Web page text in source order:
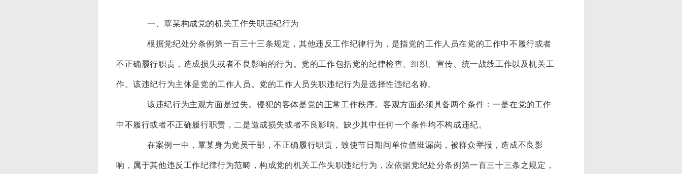
一、覃某构成党的机关工作失职违纪行为
根据党纪处分条例第一百三十三条规定，其他违反工作纪律行为，是指党的工作人员在党的工作中不履行或者
不正确履行职责，造成损失或者不良影响的行为。党的工作包括党的纪律检查、组织、宣传、统一战线工作以及机关工
作。该违纪行为主体是党的工作人员。党的工作人员失职违纪行为是选择性违纪名称。
该违纪行为主观方面是过失。侵犯的客体是党的正常工作秩序。客观方面必须具备两个条件：一是在党的工作
中不履行或者不正确履行职责，二是造成损失或者不良影响。缺少其中任何一个条件均不构成违纪。
在案例一中，覃某身为党员干部，不正确履行职责，致使节日期间单位值班漏岗，被群众举报，造成不良影
响，属于其他违反工作纪律行为范畴，构成党的机关工作失职违纪行为，应依据党纪处分条例第一百三十三条之规定，